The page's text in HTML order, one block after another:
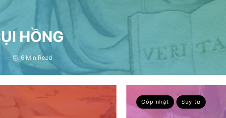
HỒNG
6 Min Read
Góp nhặt Suy tư